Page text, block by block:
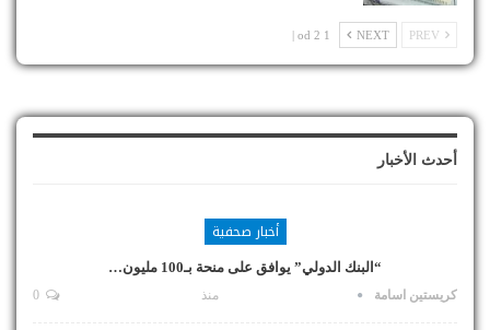
NEXT
1 od 2 |
أحدث الأخبار
أخبار صحفية
“البنك الدولي” يوافق على منحة بـ100 مليون…
كريستين اسامة منذ